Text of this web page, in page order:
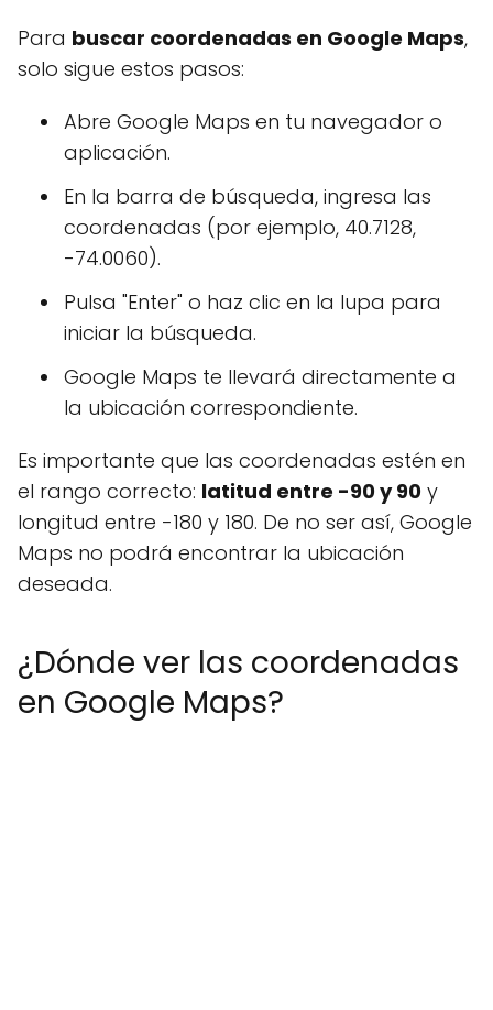
Para buscar coordenadas en Google Maps,
solo sigue estos pasos:
Abre Google Maps en tu navegador o
aplicación.
En la barra de búsqueda, ingresa las
coordenadas (por ejemplo, 40.7128,
-74.0060).
Pulsa "Enter" o haz clic en la lupa para
iniciar la búsqueda.
Google Maps te llevará directamente a
la ubicación correspondiente.
Es importante que las coordenadas estén en
el rango correcto: latitud entre -90 y 90 y
longitud entre -180 y 180. De no ser así, Google
Maps no podrá encontrar la ubicación
deseada.
¿Dónde ver las coordenadas
en Google Maps?